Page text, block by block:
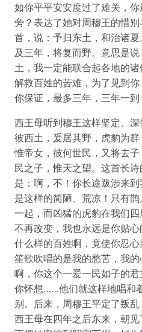
如你平平安安度过了难关，
旁？表达了她对周穆王的惜
首，说：予归东土，和治诸
及三年，将复而野。意思是
土，我一定能联合起各地的
解救百姓的苦难，为了见到
你保证，最多三年，三年一
西王母听到穆王这样坚定、
彼西土，爰居其野，虎豹为
惟帝女，彼何世民，又将去
民之子，惟天之望。这首长
是：啊，不！你长途跋涉来
是这样的简陋、荒凉！只有
一起，而凶猛的虎豹在我们
不再改变，我也永远是你贴
什么样的百姓啊，竟使你忍
笙歌吹唱的是我的愁苦，我
啊，你这个一爱一民如子的
你怀想……他们就这样地唱和
别。后来，周穆王平定了叛
西王母在四年之后东来，朝